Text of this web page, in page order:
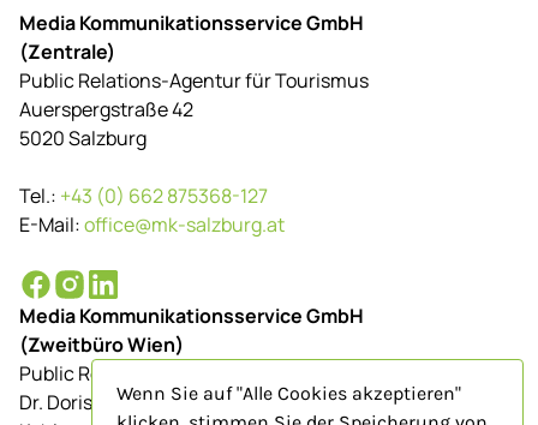
Media Kommunikationsservice GmbH
(Zentrale)
Public Relations-Agentur für Tourismus
Auerspergstraße 42
5020 Salzburg
Tel.: +43 (0) 662 875368-127
E-Mail:office@mk-salzburg.at
Media Kommunikationsservice GmbH
(Zweitbüro Wien)
Public Relations-Agentur für Tourismus
Dr. Doris Schenkenfelder
Wenn Sie auf "Alle Cookies akzeptieren"